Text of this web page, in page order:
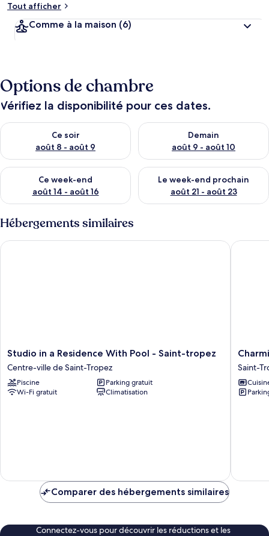
Tout afficher
Comme à la maison (6)
Options de chambre
Vérifiez la disponibilité pour ces dates.
Ce soir
août 8 - août 9
Vérifier la disponibilité pour ce soir août 8 - août 9
Demain
août 9 - août 10
Vérifier la disponibilité pour
Ce week-end
août 14 - août 16
Vérifier la disponibilité pour ce week-end août 14 - août 16
Le week-end prochain
août 21 - août 23
Vérifier la disponibilité pour
Hébergements similaires
Studio
in
a
Residence
With
Saint-
Studio in a Residence With Pool - Saint-tropez
Centre-ville de Saint-Tropez
Piscine
Parking gratuit
Wi-Fi gratuit
Climatisation
Studio in a Residence With Pool - Saint-tropez
2bdr/4p
-
Saint-
Saint-
Comparer des hébergements similaires
Connectez-vous pour découvrir les réductions et les